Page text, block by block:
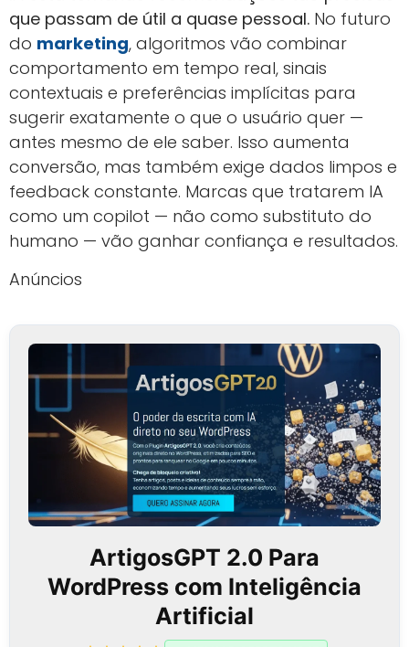
que passam de útil a quase pessoal. No futuro
do marketing, algoritmos vão combinar
comportamento em tempo real, sinais
contextuais e preferências implícitas para
sugerir exatamente o que o usuário quer —
antes mesmo de ele saber. Isso aumenta
conversão, mas também exige dados limpos e
feedback constante. Marcas que tratarem IA
como um copilot — não como substituto do
humano — vão ganhar confiança e resultados.
Anúncios
ArtigosGPT 2.0 Para
WordPress com Inteligência
Artificial